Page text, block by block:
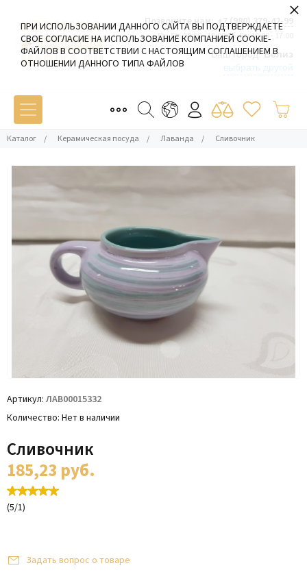
Позвоните нам: +7 (980) 379-42-99
Пн-Пт: 09:00 - 19:00 Сб-Вс: 10:00 - 17:00
Ваш город:Белиз
Каталог / Керамическая посуда / Лаванда / Сливочник
Артикул ЛАВ00015332
Количество Нет в наличии
Сливочник
185,23 руб.
(5/1)
Задать вопрос о товаре
ПРИ ИСПОЛЬЗОВАНИИ ДАННОГО САЙТА ВЫ ПОДТВЕРЖДАЕТЕ
СВОЕ СОГЛАСИЕ НА ИСПОЛЬЗОВАНИЕ КОМПАНИЕЙ COOKIE-
ФАЙЛОВ В СООТВЕТСТВИИ С НАСТОЯЩИМ СОГЛАШЕНИЕМ В
ОТНОШЕНИИ ДАННОГО ТИПА ФАЙЛОВ
×